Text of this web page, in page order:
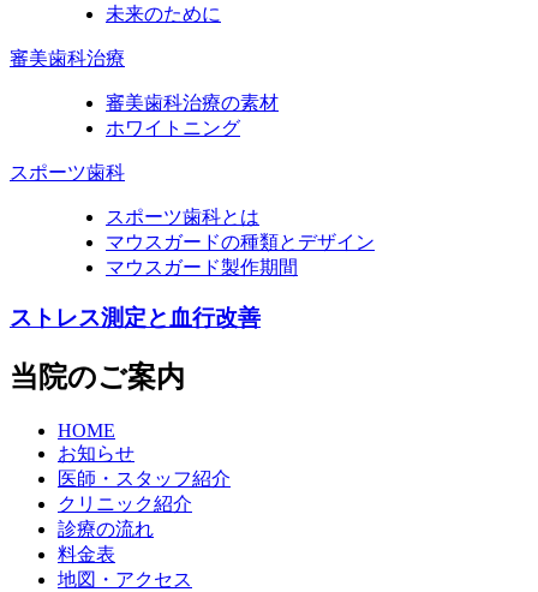
未来のために
審美歯科治療
審美歯科治療の素材
ホワイトニング
スポーツ歯科
スポーツ歯科とは
マウスガードの種類とデザイン
マウスガード製作期間
ストレス測定と血行改善
当院のご案内
HOME
お知らせ
医師・スタッフ紹介
クリニック紹介
診療の流れ
料金表
地図・アクセス